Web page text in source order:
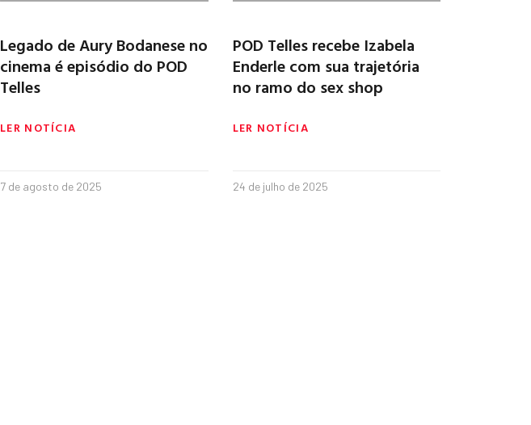
Legado de Aury Bodanese no
cinema é episódio do POD
Telles
LER NOTÍCIA
7 de agosto de 2025
POD Telles recebe Izabela
Enderle com sua trajetória
no ramo do sex shop
LER NOTÍCIA
24 de julho de 2025